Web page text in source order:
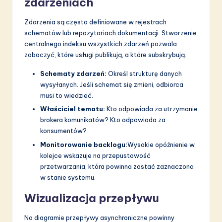
Zdarzenia są często definiowane w rejestrach
schematów lub repozytoriach dokumentacji. Stworzenie
centralnego indeksu wszystkich zdarzeń pozwala
zobaczyć, które usługi publikują, a które subskrybują.
Schematy zdarzeń: Określ strukturę danych
wysyłanych. Jeśli schemat się zmieni, odbiorca
musi to wiedzieć.
Właściciel tematu: Kto odpowiada za utrzymanie
brokera komunikatów? Kto odpowiada za
konsumentów?
Monitorowanie backlogu:Wysokie opóźnienie w
kolejce wskazuje na przepustowość
przetwarzania, która powinna zostać zaznaczona
w stanie systemu.
Wizualizacja przepływu
Na diagramie przepływy asynchroniczne powinny